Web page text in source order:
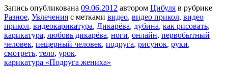
Запись опубликована 09.06.2012 автором Цибуля в рубрике
Разное, Увлечения с метками видео, видео прикол, видео
прикол, видеокарикатура, Дикарёва, дубина, как рисовать,
карикатура, любовь дикарёва, ноги, онлайн, первобытный
человек, пещерный человек, подруга, рисунок, руки,
смотреть, тело, урок.
карикатура «Подруга жениха»